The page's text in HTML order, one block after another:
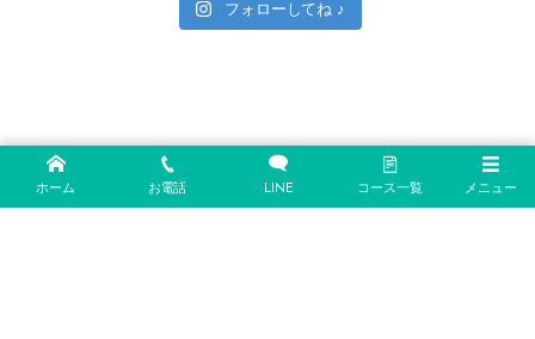
フォローしてね ♪
メニュー
ホーム お電話 LINE コース一覧